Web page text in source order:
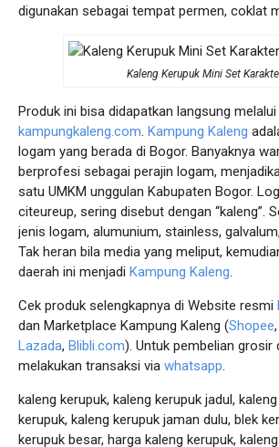
digunakan sebagai tempat permen, coklat
Kaleng Kerupuk Mini Set
Produk ini bisa didapatkan langsung
kampungkaleng.com. Kampung Kaleng
logam yang berada di Bogor. Banyaknya
berprofesi sebagai perajin logam,
satu UMKM unggulan Kabupaten Bogor.
citeureup, sering disebut dengan “kaleng”.
jenis logam, alumunium, stainless,
Tak heran bila media yang meliput,
daerah ini menjadi Kampung Kaleng.
Cek produk selengkapnya di Website resmi
dan Marketplace Kampung Kaleng (Shopee,
Lazada, Blibli.com). Untuk pembelian grosir
melakukan transaksi via whatsapp.
kaleng kerupuk, kaleng kerupuk jadul,
kerupuk, kaleng kerupuk jaman dulu, blek
kerupuk besar, harga kaleng kerupuk,